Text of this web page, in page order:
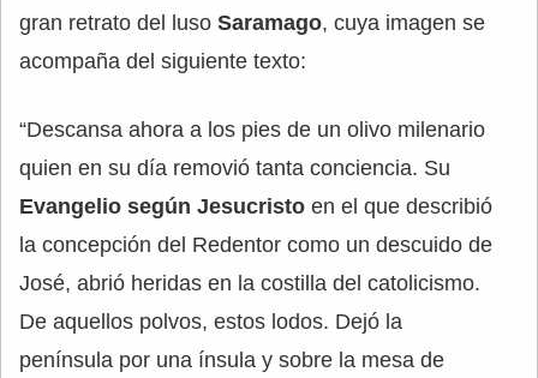
gran retrato del luso Saramago, cuya imagen se
acompaña del siguiente texto:
“Descansa ahora a los pies de un olivo milenario
quien en su día removió tanta conciencia. Su
Evangelio según Jesucristo en el que describió
la concepción del Redentor como un descuido de
José, abrió heridas en la costilla del catolicismo.
De aquellos polvos, estos lodos. Dejó la
península por una ínsula y sobre la mesa de